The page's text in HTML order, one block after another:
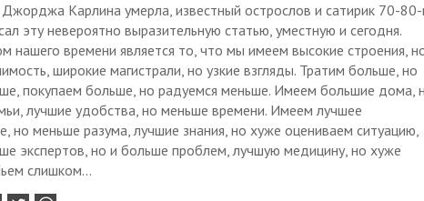
Карлина умерла, известный острослов и сатирик 70-
эту невероятно выразительную статью, уместную и сегодня.
нашего времени является то, что мы имеем высокие строения,
широкие магистрали, но узкие взгляды. Тратим больше, но
покупаем больше, но радуемся меньше. Имеем большие дома,
лучшие удобства, но меньше времени. Имеем лучшее
но меньше разума, лучшие знания, но хуже оцениваем ситуацию,
экспертов, но и больше проблем, лучшую медицину, но хуже
слишком...